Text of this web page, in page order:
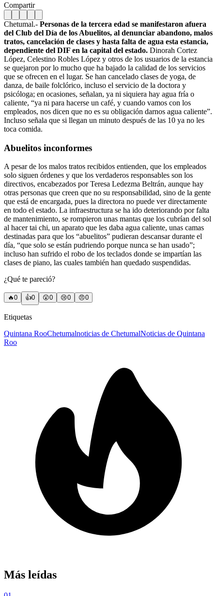
Compartir
Chetumal.- Personas de la tercera edad se manifestaron afuera
del Club del Día de los Abuelitos, al denunciar abandono, malos
tratos, cancelación de clases y hasta falta de agua esta estancia,
dependiente del DIF en la capital del estado. Dinorah Cortez
López, Celestino Robles López y otros de los usuarios de la estancia
se quejaron por lo mucho que ha bajado la calidad de los servicios
que se ofrecen en el lugar. Se han cancelado clases de yoga, de
danza, de baile folclórico, incluso el servicio de la doctora y
psicóloga; en ocasiones, señalan, ya ni siquiera hay agua fría o
caliente, “ya ni para hacerse un café, y cuando vamos con los
empleados, nos dicen que no es su obligación darnos agua caliente”.
Incluso señala que si llegan un minuto después de las 10 ya no les
toca comida.
Abuelitos inconformes
A pesar de los malos tratos recibidos entienden, que los empleados
solo siguen órdenes y que los verdaderos responsables son los
directivos, encabezados por Teresa Ledezma Beltrán, aunque hay
otras personas que creen que no su responsabilidad, sino de la gente
que está de encargada, pues la directora no puede ver directamente
en todo el estado. La infraestructura se ha ido deteriorando por falta
de mantenimiento, se rompieron unas mantas que los cubrían del sol
al hacer tai chi, un aparato que les daba agua caliente, unas camas
destinadas para que los “abuelitos” pudieran descansar durante el
día, “que solo se están pudriendo porque nunca se han usado”;
incluso han sufrido el robo de los teclados donde se impartían las
clases de piano, las cuales también han quedado suspendidas.
¿Qué te pareció?
🔥0 👍0 😲0 😢0 😠0
Etiquetas
Quintana RooChetumalnoticias de ChetumalNoticias de Quintana
Roo
Más leídas